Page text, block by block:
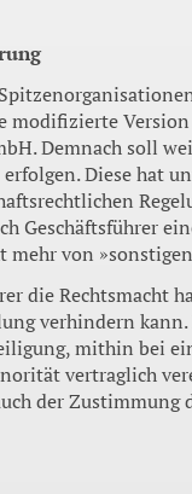
Demnach soll
Diese hat
Geschäfts­führer
von
die Rechtsmacht
ver­hindern kann.
mithin bei
vertraglich
der